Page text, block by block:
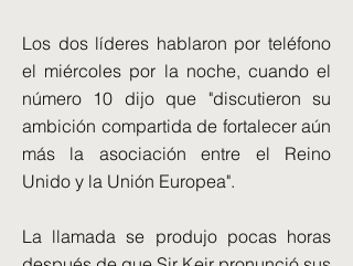
Los dos líderes hablaron por teléfono
el miércoles por la noche, cuando el
número 10 dijo que "discutieron su
ambición compartida de fortalecer aún
más la asociación entre el Reino
Unido y la Unión Europea".
La llamada se produjo pocas horas